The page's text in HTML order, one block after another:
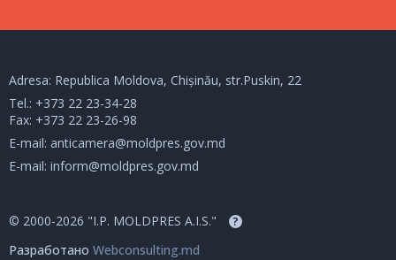
Adresa: Republica Moldova, Chișinău, str.Puskin, 22
Tel.: +373 22 23-34-28
Fax: +373 22 23-26-98
E-mail: anticamera@moldpres.gov.md
E-mail: inform@moldpres.gov.md
© 2000-2026 "I.P. MOLDPRES A.I.S." ?
Разработано Webconsulting.md